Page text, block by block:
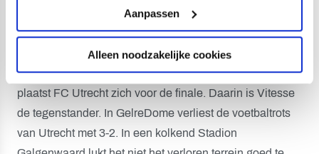
Aanpassen
Alleen noodzakelijke cookies
spelen. FC Utrecht begint als top seed aan de eindronde
en knikkert in de halve finale nummer acht sc
Heerenveen uit de nacompetitie. Uit wordt met 4-3
verloren, thuis met 2-1 gewonnen: op het nippertje
plaatst FC Utrecht zich voor de finale. Daarin is Vitesse
de tegenstander. In GelreDome verliest de voetbaltrots
van Utrecht met 3-2. In een kolkend Stadion